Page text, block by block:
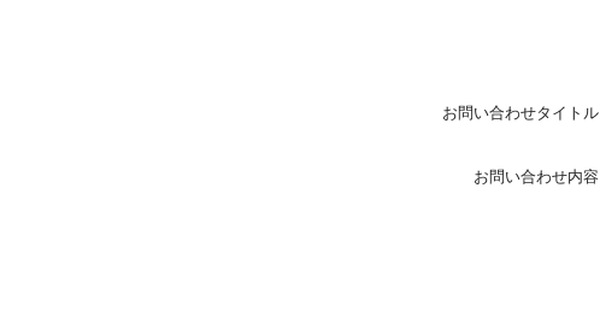
お問い合わせタイトル
お問い合わせ内容